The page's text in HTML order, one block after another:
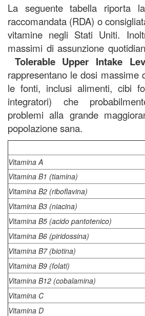
La seguente tabella riporta
raccomandata (RDA) o
vitamine negli Stati Uniti.
massimi di assunzione
Tolerable Upper Intake
rappresentano le dosi massime
le fonti, inclusi alimenti, cibi
integratori) che
problemi alla grande
popolazione sana.
Vitamina A
Vitamina B1 (tiamina)
Vitamina B2 (riboflavina)
Vitamina B3 (niacina)
Vitamina B5 (acido pantotenico)
Vitamina B6 (piridossina)
Vitamina B7 (biotina)
Vitamina B9 (folati)
Vitamina B12 (cobalamina)
Vitamina C
Vitamina D